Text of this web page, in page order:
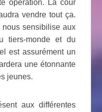
opération. La cour
vendre tout ça.
nous sensibilise aux
tiers-monde et du
est assurément un
une étonnante
jeunes.
aux différentes